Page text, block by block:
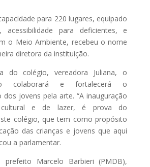
para 220 lugares, equipado
acessibilidade para deficientes, e
o Meio Ambiente, recebeu o nome
diretora da instituição.
do colégio, vereadora Juliana, o
colaborará e fortalecerá o
dos jovens pela arte. “A inauguração
cultural e de lazer, é prova do
colégio, que tem como propósito
das crianças e jovens que aqui
a parlamentar.
prefeito Marcelo Barbieri (PMDB),